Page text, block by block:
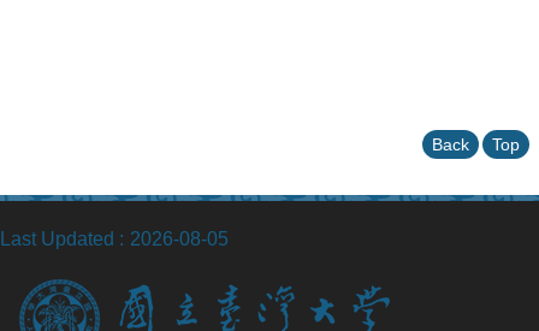
Back Top
Last Updated 2026-08-05